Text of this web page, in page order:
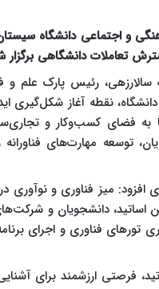
و اجتماعی دانشگاه
تعاملات دانشگاهی برگزار
رئیس پارک علم و
نقطه آغاز شکل‌گیری
به فضای کسب‌وکار و
توسعه مهارت‌های
میز فناوری و نوآوری
اساتید، دانشجویان و
تورهای فناوری و اجرای
فرصتی ارزشمند برای